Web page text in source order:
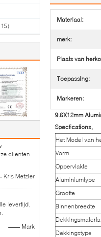
cliënten
Metzler
levertijd,
—— Mark
Materiaal:
merk:
Plaats van
Toepassing:
Markeren:
9.6X12mm
Specfications,
Het Model van
Vorm
Oppervlakte
Aluminiumtype
Grootte
Binnenbreedte
Dekkingstype